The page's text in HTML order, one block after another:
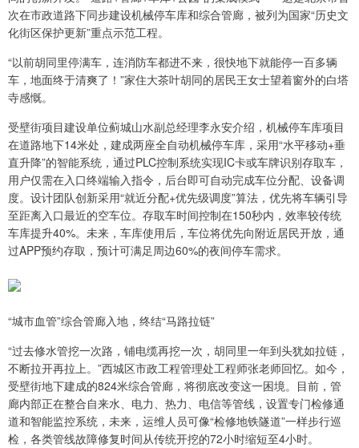
次在市政道路下同步建设机械停车库和综合管廊，被列为国家“历史文
化街区保护更新”重点示范工程。
“以前胡同里停满车，连消防车都进不来，很快地下就能停一百多辆
车，地面终于清爽了！”家住大茶叶胡同的居民王女士望着窗外的白塔
寺感慨。
受壁街项目建设单位蓟城山水副总经理李永安介绍，机械停车库项目
在道路地下14米处，建成两座全自动机械停车库，采用“水平移动+垂
直升降”的智能系统，通过PLC控制系统实现IC卡或车牌识别存取车，
用户仅需在入口终端输入指令，后台即可自动完成车位分配、设备调
度。设计团队创新采用“就近分配+优先级调度”算法，优先将车辆引导
至距离入口最近的空车位。存取车时间控制在150秒内，效率较传统
车库提升40%。未来，车库使用后，车位将优先向附近居民开放，通
过APP预约存取，预计可满足周边60%的夜间停车需求。
“城市血管”综合管廊入地，终结“马路拉链”
“过去修水管挖一次路，铺电缆再挖一次，胡同里一年到头犹如拉链，
不断拉开再拉上。”西城区市政工程管理处工程师张老师回忆。如今，
受壁街地下建成的824米综合管廊，将彻底改变这一困境。目前，管
廊内部正在整合自来水、电力、热力、电信等管线，设置专门检修通
道和智能监控系统，未来，运维人员可像“检修地铁隧道”一样步行巡
检，各类管线故障修复时间从传统开挖的72小时缩短至4小时。